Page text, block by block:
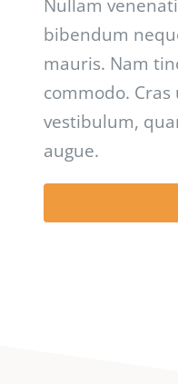
Nullam
bibendum
mauris. Nam
commodo.
vestibulum,
augue.